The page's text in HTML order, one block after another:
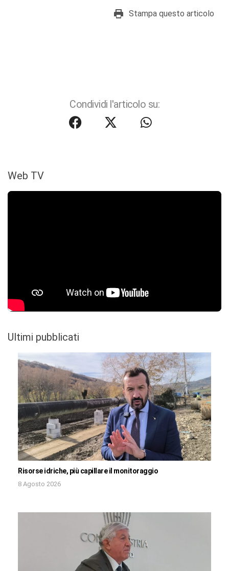
Stampa questo articolo
Condividi l'articolo su:
Web TV
Ultimi pubblicati
Risorse idriche, più capillare il monitoraggio
8 Agosto 2026